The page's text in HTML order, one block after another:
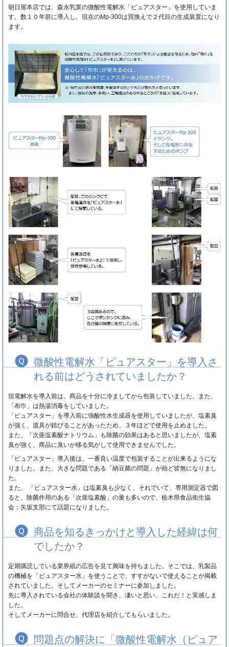
朝日屋本店では、森永乳業の微酸性電解水「ピュアスター」を使用していま
す。数１０年前に導入し、現在のMp-300は買換えで２代目の生成装置になり
ます。
微酸性電解水「ピュアスター」を導入さ
れる前はどうされていましたか？
現電解水を導入前は、商品を十分に冷ましてから包装していました。また、
「布巾」は熱湯消毒をしていました。
「ピュアスター」を導入前に強酸性水生成器を使用していましたが、塩素臭
が強く、道具が錆びることがあったため、３年ほどで使用を止めました。
また、「次亜塩素酸ナトリウム」も除菌の効果はあると思いましたが、塩素
臭が強く、商品に臭いが移る気がして使用できませんでした。
「ピュアスター」導入後は、一番良い温度で包装することが出来るようにな
りました。また、大きな問題である「納豆菌の問題」が殆ど皆無になりまし
た。
また、 「ピュアスター水」は塩素臭も少なく、それでいて、専用測定器で図
ると、除菌作用のある「次亜塩素酸」の量も多いので、栃木県食品衛生協
会：矢坂支部にて話題になりました。
商品を知るきっかけと導入した経緯は何
でしたか？
定期購読している業界紙の広告を見て興味を持ちました。そこでは、乳製品
の機械を「ピュアスター水」を使うことで、すすがないで使えることが掲載
されていました。そしてメーカーのセミナーに参加しました。
先に導入されている会社の体験談を聞き、凄いと思い、これだ！と実感しま
した。
そしてメーカーに問合せ、代理店を紹介してもらいました。
問題点の解決に「微酸性電解水（ピュア